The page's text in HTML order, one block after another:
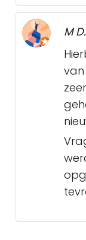
M D.